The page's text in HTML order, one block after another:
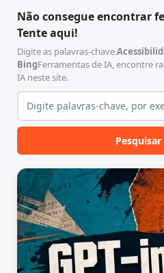
Nature、Science、Cell 等）
的论文撰写与发表流程设计。
该工具集以智能体插...
Não consegue encontrar
Tente aqui!
Digite as palavras-chave.
BingFerramentas de IA, encontre
IA neste site.